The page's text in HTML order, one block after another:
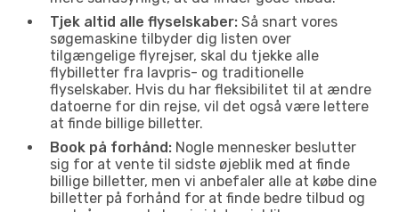
Tjek altid alle flyselskaber: Så snart vores
søgemaskine tilbyder dig listen over
tilgængelige flyrejser, skal du tjekke alle
flybilletter fra lavpris- og traditionelle
flyselskaber. Hvis du har fleksibilitet til at ændre
datoerne for din rejse, vil det også være lettere
at finde billige billetter.
Book på forhånd: Nogle mennesker beslutter
sig for at vente til sidste øjeblik med at finde
billige billetter, men vi anbefaler alle at købe dine
billetter på forhånd for at finde bedre tilbud og